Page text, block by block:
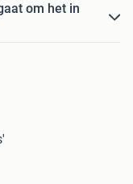
om het in